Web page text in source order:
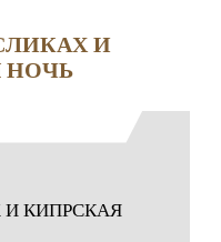
И
НОЧЬ
КИПРСКАЯ